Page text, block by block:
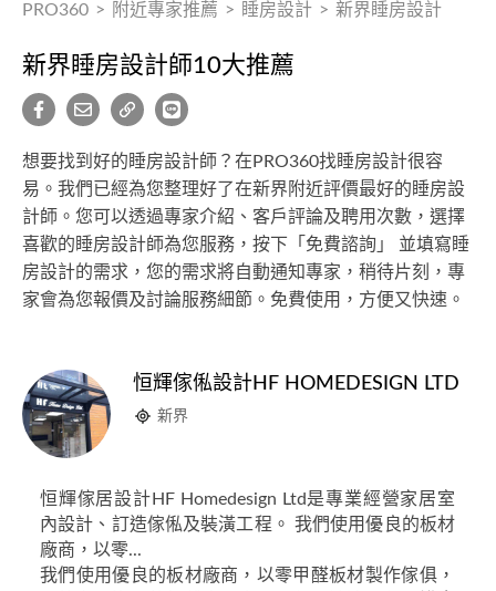
PRO360 > 附近專家推薦 > 睡房設計 > 新界睡房設計
新界睡房設計師10大推薦
想要找到好的睡房設計師？在PRO360找睡房設計很容
易。我們已經為您整理好了在新界附近評價最好的睡房設
計師。您可以透過專家介紹、客戶評論及聘用次數，選擇
喜歡的睡房設計師為您服務，按下「免費諮詢」 並填寫睡
房設計的需求，您的需求將自動通知專家，稍待片刻，專
家會為您報價及討論服務細節。免費使用，方便又快速。
恒輝傢俬設計HF HOMEDESIGN LTD
新界
恒輝傢居設計HF Homedesign Ltd是專業經營家居室
內設計、訂造傢俬及裝潢工程。 我們使用優良的板材
廠商，以零...
我們使用優良的板材廠商，以零甲醛板材製作傢俱，